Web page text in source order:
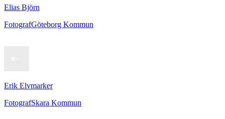
Elias Björn
FotografGöteborg Kommun
Erik Elvmarker
FotografSkara Kommun